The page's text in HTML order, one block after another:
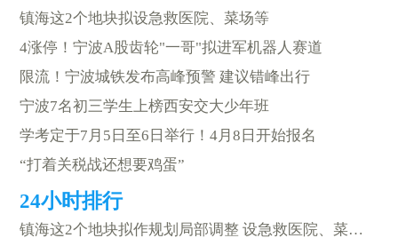
镇海这2个地块拟设急救医院、菜场等
4涨停！宁波A股齿轮"一哥"拟进军机器人赛道
限流！宁波城铁发布高峰预警 建议错峰出行
宁波7名初三学生上榜西安交大少年班
学考定于7月5日至6日举行！4月8日开始报名
“打着关税战还想要鸡蛋”
镇海这2个地块拟作规划局部调整 设急救医院、菜场、综合超市等